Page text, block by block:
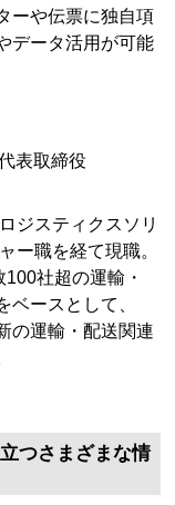
ーや伝票に独自項
データ活用が可能
表取締役
ジスティクスソリ
ー職を経て現職。
社超の運輸・
ベースとして、
の運輸・配送関連
つさまざまな情